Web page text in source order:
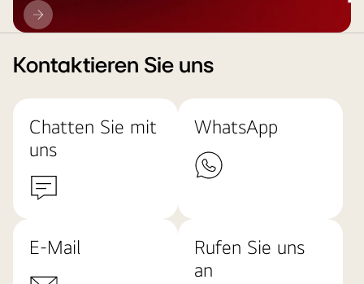
LG
Aktualisieren
Kontaktieren Sie uns
Chatten Sie mit
uns
WhatsApp
E-Mail
Rufen Sie uns
an